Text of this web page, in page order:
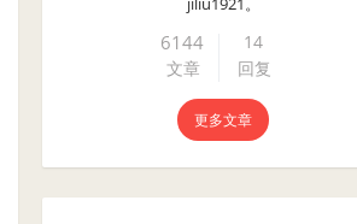
6144
文章
14
回复
更多文章